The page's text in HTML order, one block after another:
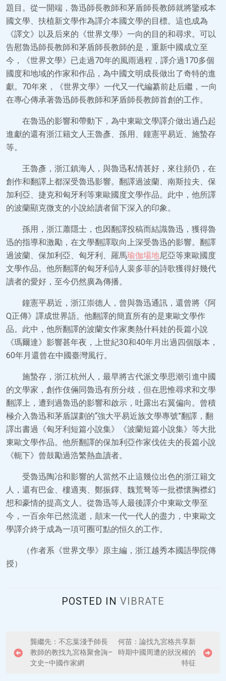
題目。從一開端，魯迅師長教師和茅盾師長教師就將鑒戒本
國文學、扶植新文學作為譯介本國文學的目標。這也成為
《譯文》以及后來的《世界文學》一向的目的和尋求。可以
告慰魯迅師長教師和茅盾師長教師的是，重新中國成立至
今，《世界文學》已走過70年的風雨過程，譯介過170多個
國度和地域的作家和作品，為中國文明成長做出了奇特的進
獻。70年來，《世界文學》一代又一代編纂前赴后繼，一向
在專心傳承著魯迅師長教師和茅盾師長教師首創的工作。
在魯迅的影響和帶動下，為中東歐文學譯介做出過凸起
進獻的還有浙江籍文人王魯彥、孫用、鐘憲平易近、施蟄存
等。
王魯彥，浙江鎮海人，與魯迅私情甚好，來往頻仍，在
創作和翻譯上都深受魯迅影響。翻譯過波蘭、南斯拉夫、保
加利亞、捷克和匈牙利等東歐國度文學作品。此中，他所譯
的波蘭顯克微支的小說給讀者留下深入的印象。
孫用，浙江蕭隱士，也因翻譯投稿而結識魯迅，獲得魯
迅的指導和激勵，在文學翻譯取向上深受魯迅的影響。翻譯
過波蘭、保加利亞、匈牙利、羅馬瑜伽場地尼亞等東歐國度
文學作品。他所翻譯的匈牙利詩人裴多菲的詩歌獲得好幾代
讀者的愛好，至今仍然廣為傳播。
鐘憲平易近，浙江崇德人，曾與魯迅通訊，還曾將《阿
Q正傳》譯成世界語。他翻譯的簡直所有的是東歐文學作
品。此中，他所翻譯的波蘭女作家奧熱什科娃的長篇小說
《瑪爾達》影響甚年夜，上世紀30和40年月出過四個版本，
60年月還曾在中國臺灣風行。
施蟄存，浙江杭州人，最早將古代派文學思潮引進中國
的文學家，創作伎倆同魯迅有所分歧，但在思惟尋求和文學
翻譯上，遭到過魯迅的影響和啟示，吐露出右翼偏向。曾積
極介入魯迅和茅盾謀劃的“強大平易近族文學專號”翻譯，翻
譯出書過《匈牙利短篇小說集》《波蘭短篇小說集》等大批
東歐文學作品。他所翻譯的保加利亞作家伐佐夫的長篇小說
《軛下》曾鼓勵過浩繁熱血讀者。
受魯迅陶冶和影響的人當然不止這幾位出色的浙江籍文
人，還有巴金、樓適夷、鄭振鐸、魏荒弩等一批襟懷胸襟幻
想和豪情的提高文人。從魯迅等人最後譯介中東歐文學至
今，一百余年已然流逝，顛末一代一代人的盡力，中東歐文
學譯介終于成為一項可圈可點的恒久的工作。
（作者系《世界文學》原主編，浙江越秀本國語學院傳
授）
POSTED IN VIBRATE
o
龔繼先：不忘葉淺予師長
教師的教找九宮格聚會誨–
文史–中國作家網
何苗：論找九宮格共享新
時期中國周遭的狀況權的
特征